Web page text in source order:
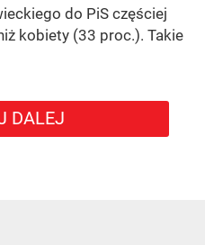
do PiS częściej
kobiety (33 proc.). Takie
DALEJ